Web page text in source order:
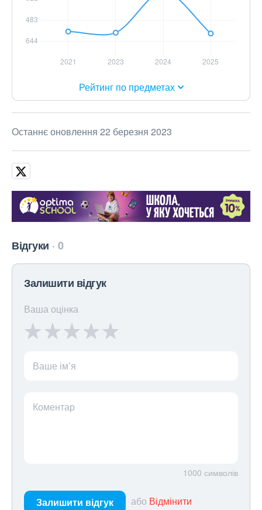
Рейтинг по предметах
Останнє оновлення 22 березня 2023
Відгуки 0
Залишити відгук
Ваша оцінка
Ваше ім’я
Коментар
1000 символів
Залишити відгук або Відмінити